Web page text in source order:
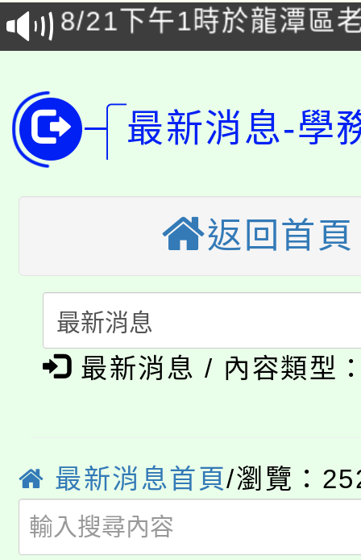
告(尚有缺額)
場熱烈登場!
8/21下午1時於龍潭區
徵才活動。
YOUNG桃局內行報名
局官網。
開!
115年桃園市運動會8/
桃園市低收入戶享有免
視費優惠，中低收入戶
半價優惠，詳情可洽有
者。
大園自造教育及科技
份教師增能研習
大溪自造教育及科技
份教師研習
淨零綠生活教案入校路
會
公告本校115學年度第
代理(課)教師甄選結果
「本色祭」8/29、30在
局官網。
8月14至27日，桃園電
開!
115年桃園市運動會8/
最新消息-學
返回首頁
最新消息 / 內容類型
最新消息首頁/瀏覽：